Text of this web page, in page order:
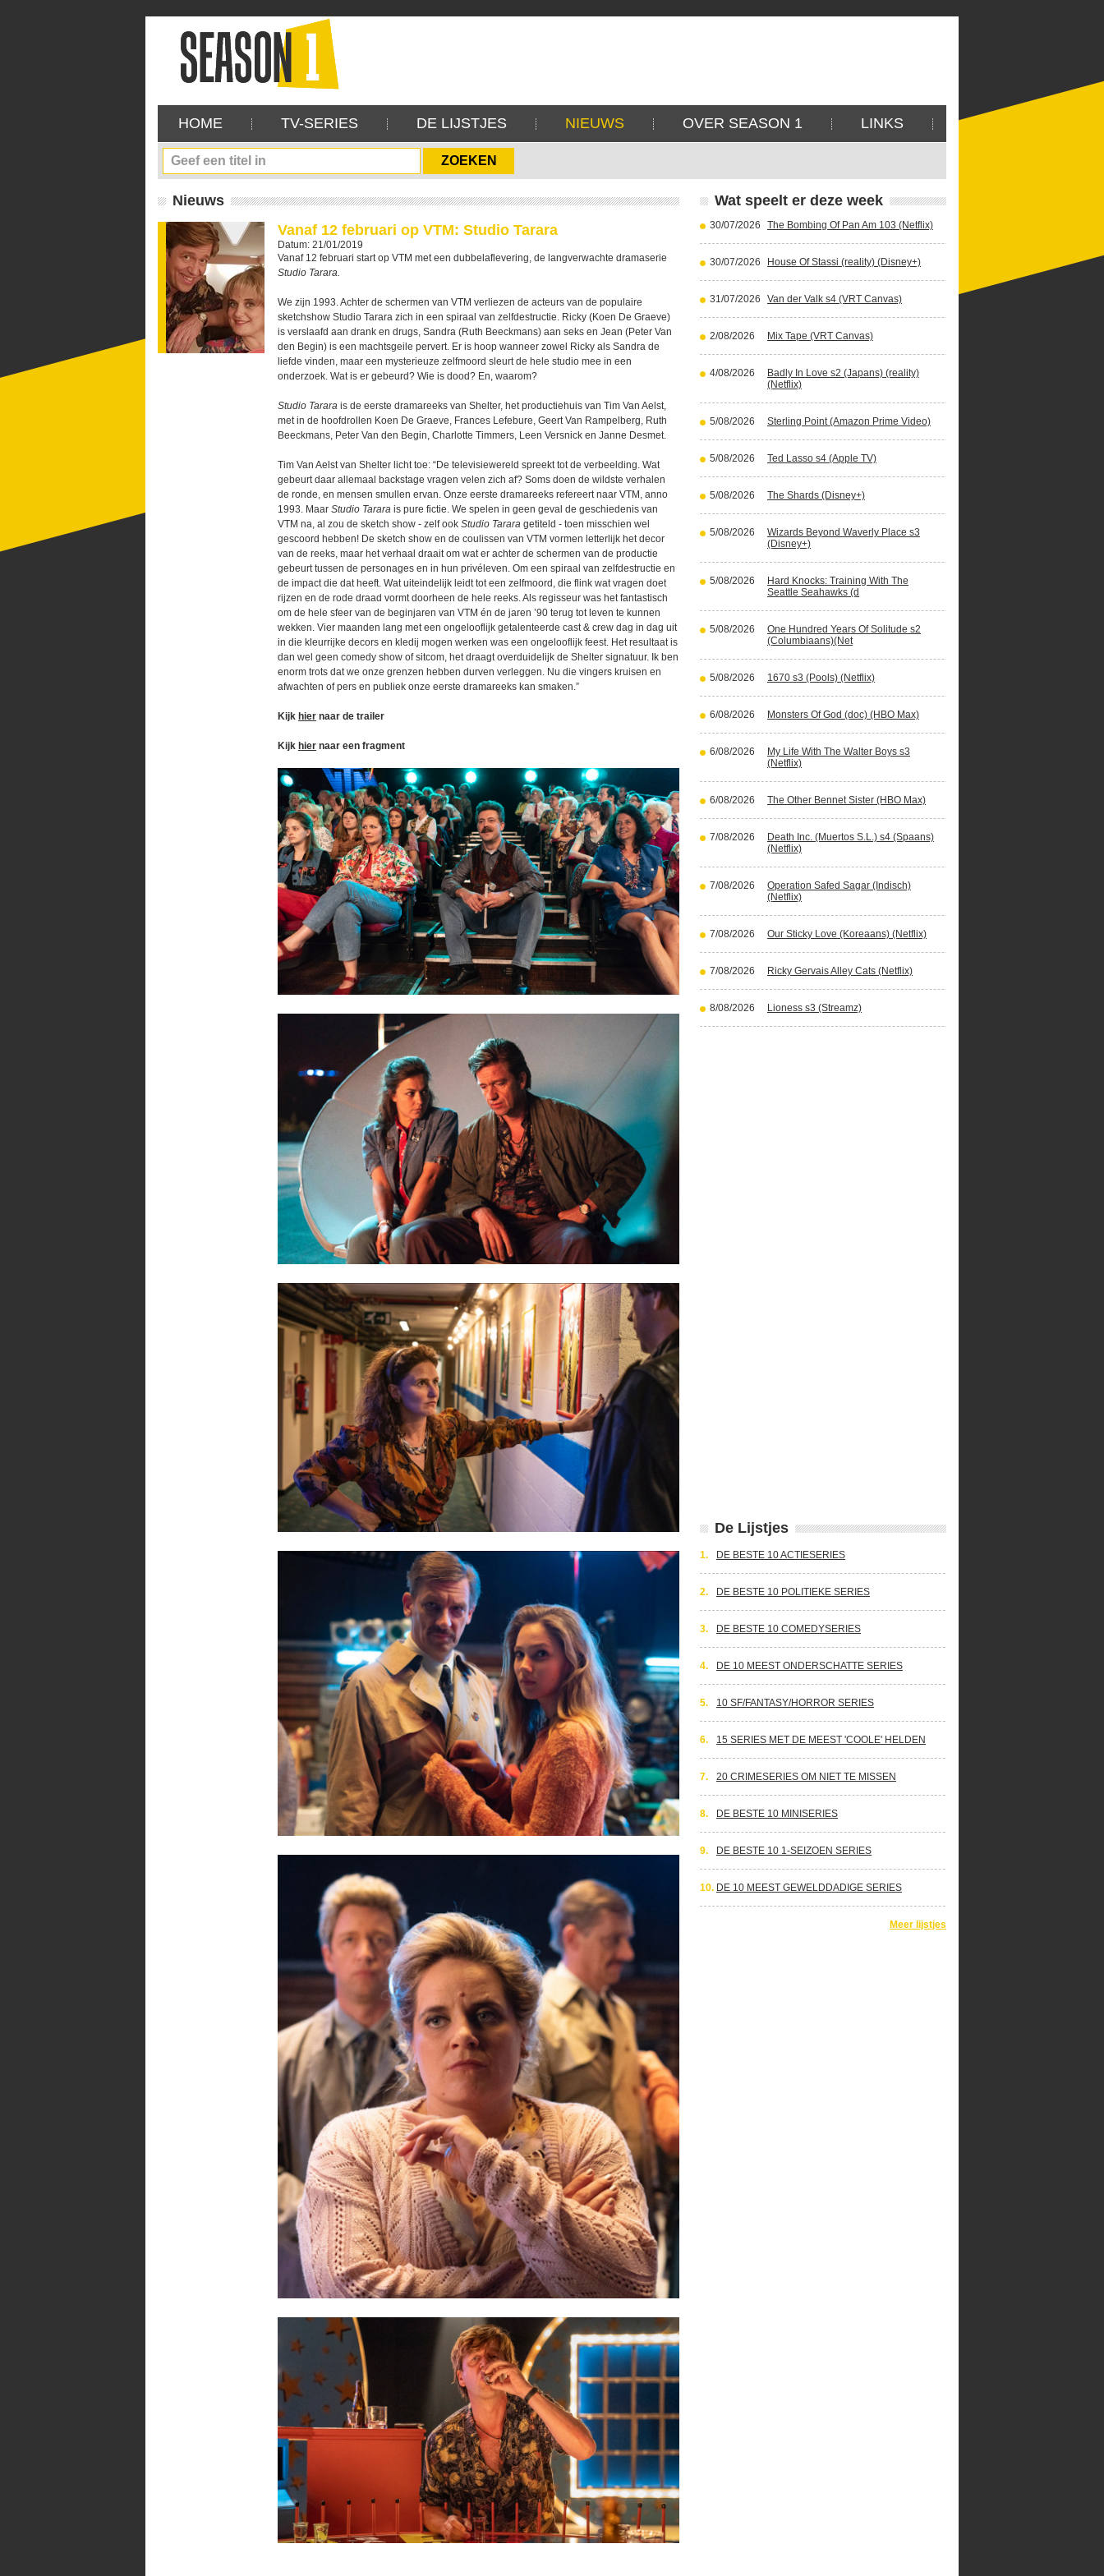
HOME TV-SERIES DE LIJSTJES NIEUWS OVER SEASON 1 LINKS
Nieuws
Vanaf 12 februari op VTM: Studio Tarara
Datum: 21/01/2019
Vanaf 12 februari start op VTM met een dubbelaflevering, de langverwachte dramaserie
Studio Tarara.
We zijn 1993. Achter de schermen van VTM verliezen de acteurs van de populaire
sketchshow Studio Tarara zich in een spiraal van zelfdestructie. Ricky (Koen De Graeve)
is verslaafd aan drank en drugs, Sandra (Ruth Beeckmans) aan seks en Jean (Peter Van
den Begin) is een machtsgeile pervert. Er is hoop wanneer zowel Ricky als Sandra de
liefde vinden, maar een mysterieuze zelfmoord sleurt de hele studio mee in een
onderzoek. Wat is er gebeurd? Wie is dood? En, waarom?
Studio Tarara is de eerste dramareeks van Shelter, het productiehuis van Tim Van Aelst,
met in de hoofdrollen Koen De Graeve, Frances Lefebure, Geert Van Rampelberg, Ruth
Beeckmans, Peter Van den Begin, Charlotte Timmers, Leen Versnick en Janne Desmet.
Tim Van Aelst van Shelter licht toe: “De televisiewereld spreekt tot de verbeelding. Wat
gebeurt daar allemaal backstage vragen velen zich af? Soms doen de wildste verhalen
de ronde, en mensen smullen ervan. Onze eerste dramareeks refereert naar VTM, anno
1993. Maar Studio Tarara is pure fictie. We spelen in geen geval de geschiedenis van
VTM na, al zou de sketch show - zelf ook Studio Tarara getiteld - toen misschien wel
gescoord hebben! De sketch show en de coulissen van VTM vormen letterlijk het decor
van de reeks, maar het verhaal draait om wat er achter de schermen van de productie
gebeurt tussen de personages en in hun privéleven. Om een spiraal van zelfdestructie en
de impact die dat heeft. Wat uiteindelijk leidt tot een zelfmoord, die flink wat vragen doet
rijzen en de rode draad vormt doorheen de hele reeks. Als regisseur was het fantastisch
om de hele sfeer van de beginjaren van VTM én de jaren ’90 terug tot leven te kunnen
wekken. Vier maanden lang met een ongelooflijk getalenteerde cast & crew dag in dag uit
in die kleurrijke decors en kledij mogen werken was een ongelooflijk feest. Het resultaat is
dan wel geen comedy show of sitcom, het draagt overduidelijk de Shelter signatuur. Ik ben
enorm trots dat we onze grenzen hebben durven verleggen. Nu die vingers kruisen en
afwachten of pers en publiek onze eerste dramareeks kan smaken.”
Kijk hier naar de trailer
Kijk hier naar een fragment
Wat speelt er deze week
30/07/2026 The Bombing Of Pan Am 103 (Netflix)
30/07/2026 House Of Stassi (reality) (Disney+)
31/07/2026 Van der Valk s4 (VRT Canvas)
2/08/2026 Mix Tape (VRT Canvas)
4/08/2026
Badly In Love s2 (Japans) (reality)
(Netflix)
5/08/2026 Sterling Point (Amazon Prime Video)
5/08/2026 Ted Lasso s4 (Apple TV)
5/08/2026 The Shards (Disney+)
5/08/2026
Wizards Beyond Waverly Place s3
(Disney+)
5/08/2026
Hard Knocks: Training With The
Seattle Seahawks (d
5/08/2026
One Hundred Years Of Solitude s2
(Columbiaans)(Net
5/08/2026 1670 s3 (Pools) (Netflix)
6/08/2026 Monsters Of God (doc) (HBO Max)
6/08/2026
My Life With The Walter Boys s3
(Netflix)
6/08/2026 The Other Bennet Sister (HBO Max)
7/08/2026
Death Inc. (Muertos S.L.) s4 (Spaans)
(Netflix)
7/08/2026
Operation Safed Sagar (Indisch)
(Netflix)
7/08/2026 Our Sticky Love (Koreaans) (Netflix)
7/08/2026 Ricky Gervais Alley Cats (Netflix)
8/08/2026 Lioness s3 (Streamz)
De Lijstjes
1. DE BESTE 10 ACTIESERIES
2. DE BESTE 10 POLITIEKE SERIES
3. DE BESTE 10 COMEDYSERIES
4. DE 10 MEEST ONDERSCHATTE SERIES
5. 10 SF/FANTASY/HORROR SERIES
6. 15 SERIES MET DE MEEST 'COOLE' HELDEN
7. 20 CRIMESERIES OM NIET TE MISSEN
8. DE BESTE 10 MINISERIES
9. DE BESTE 10 1-SEIZOEN SERIES
10. DE 10 MEEST GEWELDDADIGE SERIES
Meer lijstjes